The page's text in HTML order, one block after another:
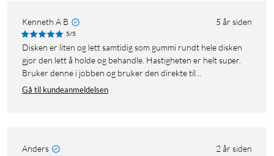
Kenneth A B 5 år siden
5/5
Disken er liten og lett samtidig som gummi rundt hele disken
gjør den lett å holde og behandle. Hastigheten er helt super.
Bruker denne i jobben og bruker den direkte til...
Gå til kundeanmeldelsen
Anders 2 år siden